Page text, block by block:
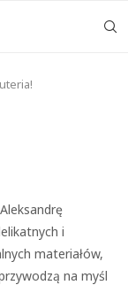
i
materiałów,
na myśl